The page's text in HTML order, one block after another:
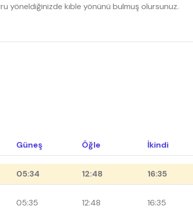
yöneldiğinizde kıble yönünü bulmuş olursunuz.
Güneş Öğle İkindi
05:34 12:48 16:35
05:35 12:48 16:35